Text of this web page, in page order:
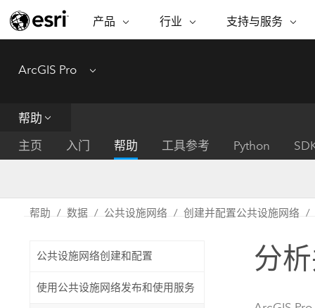
产品
ARCGIS
完整的 SaaS 制图平台
ArcGIS Enterprise
开发者技术
构建制图和空间分析应用程序
功能
将
行业
行业
保护
能源公用事业
州和地方政府
电信
交通运输
支持与服务
支持与服务
ArcGIS Pro Menu
帮助
主页
入门 帮助 工具参考 Python
帮助 数据 公共设施网络 创建并配置公共设施网络
公共设施网络创建和配置
使用公共设施网络发布和使用服务
分